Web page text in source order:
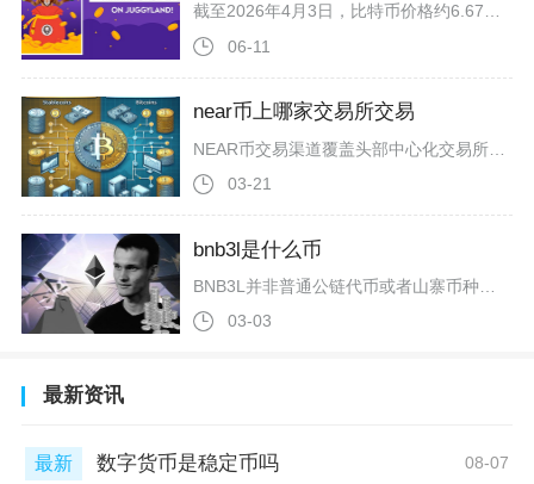
截至2026年4月3日，比特币价格约6.67万美元，稳居加密货币市值第一，核心由稀缺性硬约束、机构资金主导、宏观流动性与政策合规共振、链上供需失衡四大因素共同驱动，形成强定价支撑。稀缺性是比特币价格的底层基石。其总量上限2100万枚，2024年4月第四次减半后区块奖励从6.25BTC降至3.125BTC，年新增供给从约16.4万枚缩减至约8.2万枚，流通量约2001万枚，待开采不足100万枚，通胀率持续下行。历史数据显示，减半后12-18个月常现主升浪，当前正处关键窗口，且非
06-11
near币上哪家交易所交易
03-21
bnb3l是什么币
03-03
最新资讯
最新 数字货币是稳定币吗 08-07